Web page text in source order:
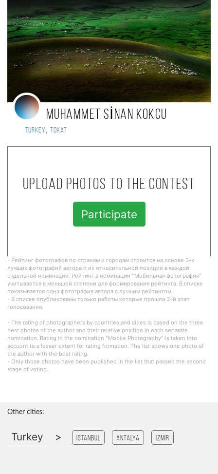
MUHAMMET SİNAN KOKCU
Turkey, Tokat
Upload photos to the contest
Participate
- Рейтинг фотографов по странам и городам строится на основе 3-х
лучших фотографий автора и их относительной позиции в каждой
отдельной номинации. Рейтинг в номинации "Мобильная фотография"
учитывается в меньшей степени для формирования рейтинга. В списке
показывается одна фотография автора с лучшим рейтингом.
- В списке опубликованы только работы которые прошли 2-й этап
голосования.
- The rating of photographers by countries and cities is based on the three
best photos of the author and their relative position in each separate
nomination. Rating in the nomination "Mobile Photography" is taken into
account to a lesser extent for rating formation. The list shows one photo of
the author with the best rating.
- Only those photos have been published in the list that passed the second
stage of voting.
Other cities:
Turkey > Istanbul antalya Izmir